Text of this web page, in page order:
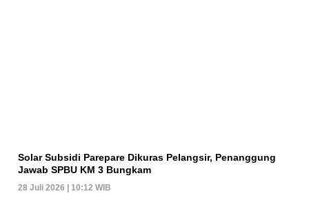
Solar Subsidi Parepare Dikuras Pelangsir, Penanggung
Jawab SPBU KM 3 Bungkam
28 Juli 2026 | 10:12 WIB